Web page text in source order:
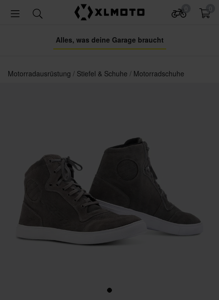
Alles, was deine Garage braucht
Motorradausrüstung Stiefel & Schuhe Motorradschuhe